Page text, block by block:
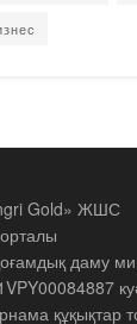
Gold» ЖШС
даму
құқықтар